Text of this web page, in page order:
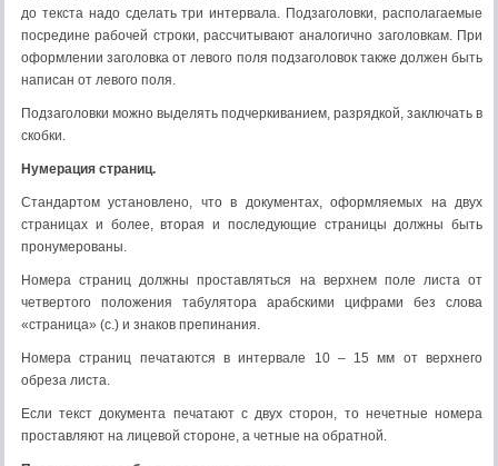
до текста надо сделать три интервала. Подзаголовки, располагаемые
посредине рабочей строки, рассчитывают аналогично заголовкам. При
оформлении заголовка от левого поля подзаголовок также должен быть
написан от левого поля.
Подзаголовки можно выделять подчеркиванием, разрядкой, заключать в
скобки.
Нумерация страниц.
Стандартом установлено, что в документах, оформляемых на двух
страницах и более, вторая и последующие страницы должны быть
пронумерованы.
Номера страниц должны проставляться на верхнем поле листа от
четвертого положения табулятора арабскими цифрами без слова
«страница» (с.) и знаков препинания.
Номера страниц печатаются в интервале 10 – 15 мм от верхнего
обреза листа.
Если текст документа печатают с двух сторон, то нечетные номера
проставляют на лицевой стороне, а четные на обратной.